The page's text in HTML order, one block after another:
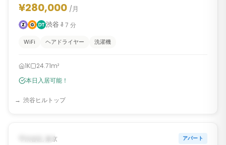
¥280,000 /月
渋谷
7 分
WiFi ヘアドライヤー 洗濯機
1K
24.71m²
本日入居可能！
渋谷ヒルトップ
入居可能
渋谷区, 東京 アパート